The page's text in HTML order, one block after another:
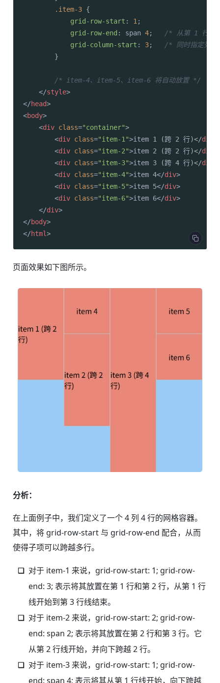
.item-3 {
grid-row-start : 1 ;
grid-row-end : span 4;
/* 从第 1 行线
grid-column-start : 3;
/* 同时指定列
}
/* item-4、item-5、item-6 将自动放置 */
</style>
</head>
<body>
<div class="container">
<div class="item-1">item 1 (跨 2 行)</div
<div class="item-2">item 2 (跨 2 行)</div
<div class="item-3">item 3 (跨 4 行)</div
<div class="item-4">item 4</div>
<div class="item-5">item 5</div>
<div class="item-6">item 6</div>
</div>
</body>
</html>
页面效果如下图所示。
分析：
在上面例子中，我们定义了一个 4 列 4 行的网格容器。
其中，将 grid-row-start 与 grid-row-end 配合，从而
使得子项可以跨越多行。
对于 item-1 来说，grid-row-start: 1; grid-row-
end: 3; 表示将其放置在第 1 行和第 2 行，从第 1 行
线开始到第 3 行线结束。
对于 item-2 来说，grid-row-start: 2; grid-row-
end: span 2; 表示将其放置在第 2 行和第 3 行。它
从第 2 行线开始，并向下跨越 2 行。
对于 item-3 来说，grid-row-start: 1; grid-row-
end: span 4; 表示将其从第 1 行线开始，向下跨越